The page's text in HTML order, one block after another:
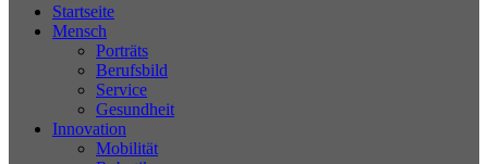
Startseite
Mensch
Porträts
Berufsbild
Service
Gesundheit
Innovation
Mobilität